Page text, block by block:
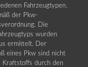
Fahrzeugtypen.
der Pkw-
Die
wurden
ermittelt. Der
eines Pkw sind nicht
Kraftstoffs durch den